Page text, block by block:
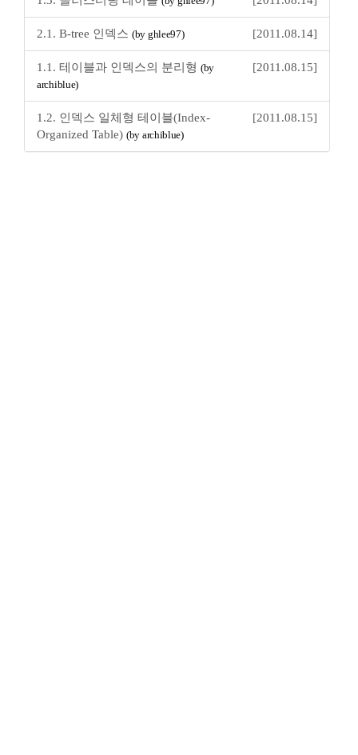
[2011.08.14]
2.1. B-tree 인덱스 (by ghlee97)
[2011.08.15]
1.1. 테이블과 인덱스의 분리형 (by
archiblue)
[2011.08.15]
1.2. 인덱스 일체형 테이블(Index-
Organized Table) (by archiblue)